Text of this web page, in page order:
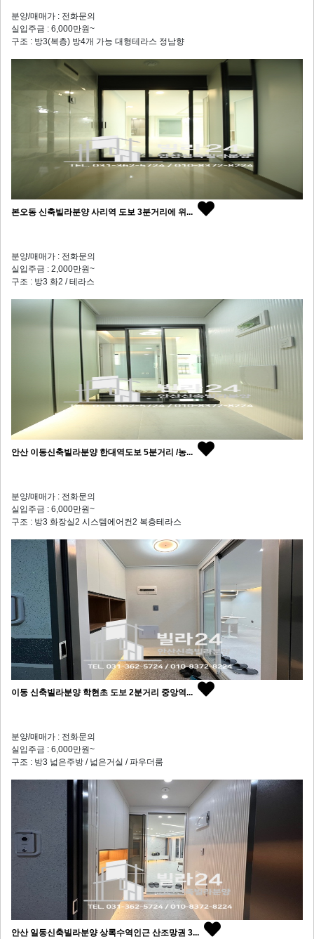
분양/매매가 : 전화문의
실입주금 : 6,000만원~
구조 : 방3(복층) 방4개 가능 대형테라스 정남향
본오동 신축빌라분양 사리역 도보 3분거리에 위...
분양/매매가 : 전화문의
실입주금 : 2,000만원~
구조 : 방3 화2 / 테라스
안산 이동신축빌라분양 한대역도보 5분거리 /농...
분양/매매가 : 전화문의
실입주금 : 6,000만원~
구조 : 방3 화장실2 시스템에어컨2 복층테라스
이동 신축빌라분양 학현초 도보 2분거리 중앙역...
분양/매매가 : 전화문의
실입주금 : 6,000만원~
구조 : 방3 넓은주방 / 넓은거실 / 파우더룸
안산 일동신축빌라분양 상록수역인근 산조망권 3...